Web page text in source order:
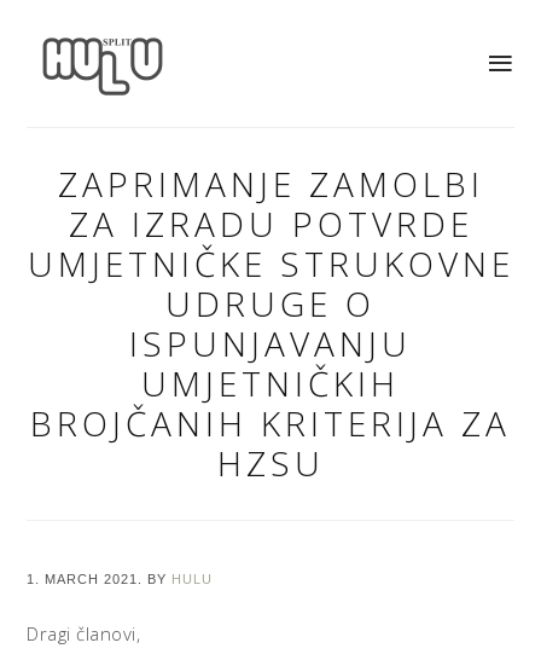
ZAPRIMANJE ZAMOLBI
ZA IZRADU POTVRDE
UMJETNIČKE STRUKOVNE
UDRUGE O
ISPUNJAVANJU
UMJETNIČKIH
BROJČANIH KRITERIJA ZA
HZSU
1. MARCH 2021. BY HULU
Dragi članovi,